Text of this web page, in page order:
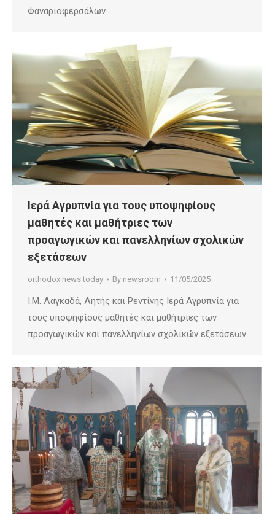
Φαναριοφερσάλων…
Ιερά Αγρυπνία για τους υποψηφίους
μαθητές και μαθήτριες των
προαγωγικών και πανελληνίων σχολικών
εξετάσεων
orthodox news today By newsroom 11/05/2025
Ι.Μ. Λαγκαδά, Λητής και Ρεντίνης Ιερά Αγρυπνία για
τους υποψηφίους μαθητές και μαθήτριες των
προαγωγικών και πανελληνίων σχολικών εξετάσεων